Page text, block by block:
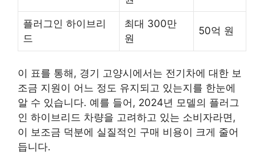
플러그인 하이브리
드
최대 300만
원
50억 원
이 표를 통해, 경기 고양시에서는 전기차에 대한 보
조금 지원이 어느 정도 유지되고 있는지를 한눈에
알 수 있습니다. 예를 들어, 2024년 모델의 플러그
인 하이브리드 차량을 고려하고 있는 소비자라면,
이 보조금 덕분에 실질적인 구매 비용이 크게 줄어
듭니다.